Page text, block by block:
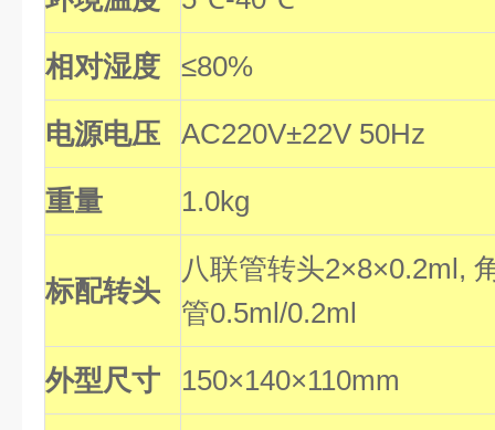
相对湿度 ≤80%
电源电压 AC220V±22V 50Hz
重量 1.0kg
标配转头
八联管转头2×8×0.2ml,
管0.5ml/0.2ml
外型尺寸 150×140×110mm